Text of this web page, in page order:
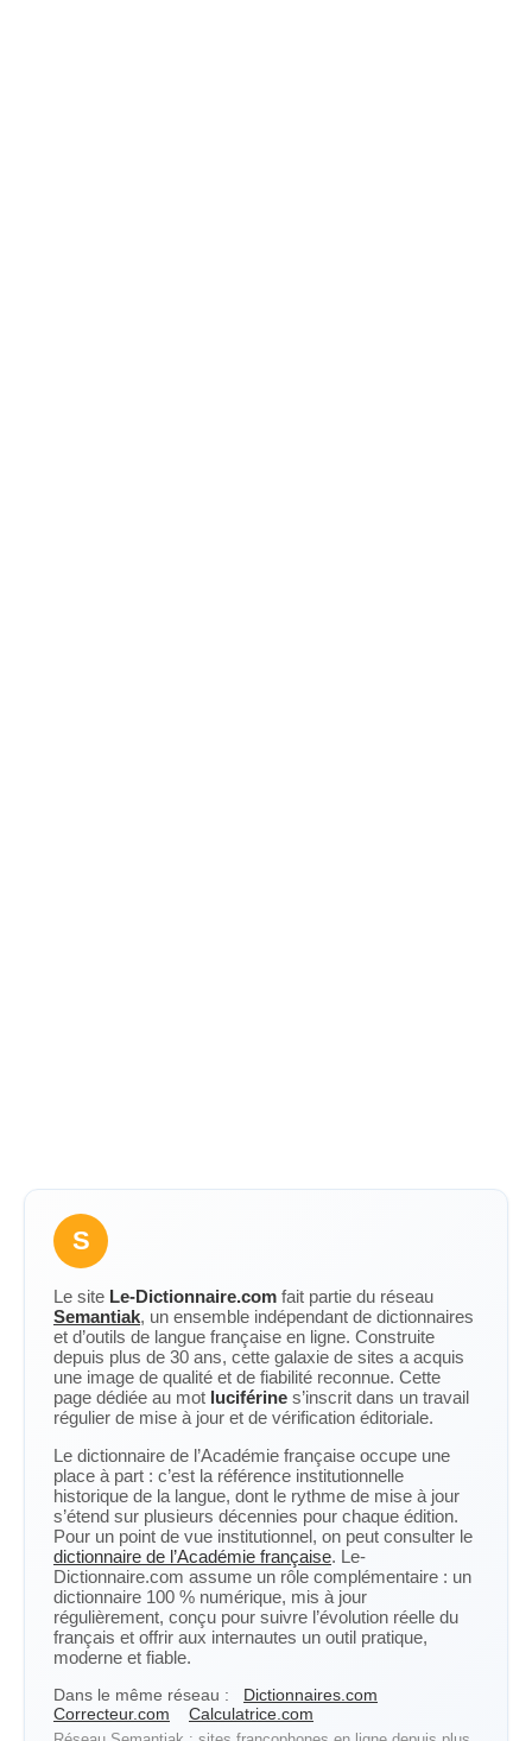
S
Le site Le-Dictionnaire.com fait partie du réseau
Semantiak, un ensemble indépendant de dictionnaires
et d’outils de langue française en ligne. Construite
depuis plus de 30 ans, cette galaxie de sites a acquis
une image de qualité et de fiabilité reconnue. Cette
page dédiée au mot luciférine s’inscrit dans un travail
régulier de mise à jour et de vérification éditoriale.
Le dictionnaire de l’Académie française occupe une
place à part : c’est la référence institutionnelle
historique de la langue, dont le rythme de mise à jour
s’étend sur plusieurs décennies pour chaque édition.
Pour un point de vue institutionnel, on peut consulter le
dictionnaire de l’Académie française. Le-
Dictionnaire.com assume un rôle complémentaire : un
dictionnaire 100 % numérique, mis à jour
régulièrement, conçu pour suivre l’évolution réelle du
français et offrir aux internautes un outil pratique,
moderne et fiable.
Dans le même réseau :
Dictionnaires.com
Correcteur.com
Calculatrice.com